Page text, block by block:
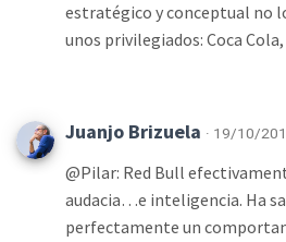
estratégico y conceptual no
unos privilegiados: Coca
Juanjo Brizuela · 19/10/
@Pilar: Red Bull
audacia…e inteligencia. Ha
perfectamente un